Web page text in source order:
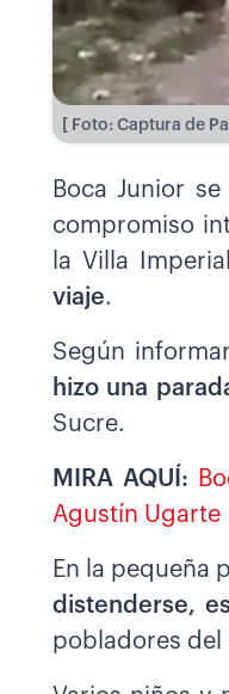
[ Foto: Captura de
Boca Junior
compromiso
la Villa
viaje.
Según
hizo una
Sucre.
MIRA AQUÍ:
Agustín Ugarte
En la pequeña
distenderse,
pobladores del